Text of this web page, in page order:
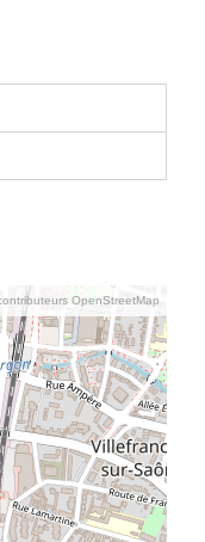
OpenStreetMap